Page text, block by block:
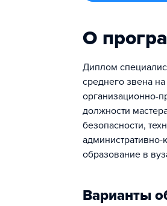
О
Диплом
среднего звена
организационно-
должности
безопасности,
образование в
Варианты